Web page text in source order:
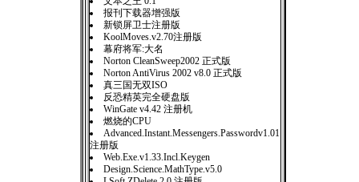
报刊下载器增强版
新锁屏卫士注册版
KoolMoves.v2.70注册版
幕府将军:大名
Norton CleanSweep2002 正式版
Norton AntiVirus 2002 v8.0 正式版
真三国无双ISO
反恐精英完全硬盘版
WinGate v4.42 注册机
燃烧的CPU
Advanced.Instant.Messengers.Passwordv1.01
注册版
Web.Exe.v1.33.Incl.Keygen
Design.Science.MathType.v5.0